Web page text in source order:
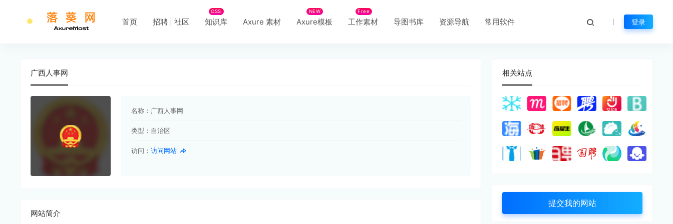
首页 招聘 | 社区 知识库
OSS
Axure 素材 Axure模板
NEW
工作素材
Free
导图书库 资源导航 常用软件 登录
广西人事网
名称： 广西人事网
类型： 自治区
访问： 访问网站
网站简介
相关站点
提交我的网站